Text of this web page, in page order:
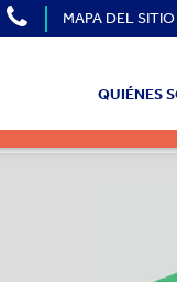
MAPA DEL SITIO
QUIÉNES